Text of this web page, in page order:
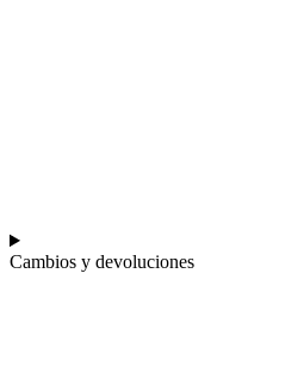
Cambios y devoluciones